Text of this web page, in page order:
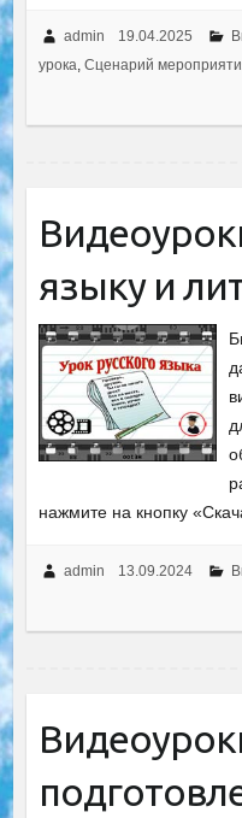
admin 19.04.2025
урока, Сценарий
языку и
нажмите на кнопку
admin 13.09.2024